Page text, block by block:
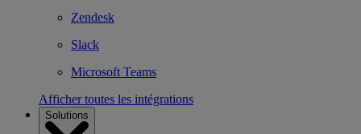
Zendesk
Slack
Microsoft Teams
Afficher toutes les intégrations
Solutions